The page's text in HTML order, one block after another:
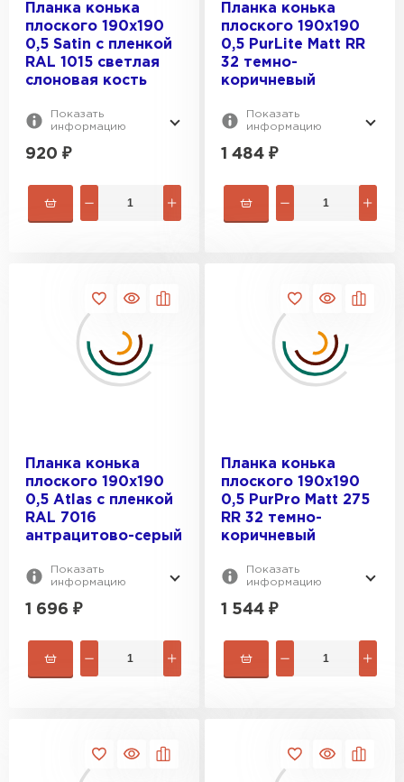
Планка конька
плоского 190х190
0,5 Satin с пленкой
RAL 1015 светлая
слоновая кость
Показать
информацию
920 ₽
Планка конька
плоского 190х190
0,5 PurLite Мatt RR
32 темно-
коричневый
Показать
информацию
1 484 ₽
Планка конька
плоского 190х190
0,5 Atlas с пленкой
RAL 7016
антрацитово-серый
Показать
информацию
1 696 ₽
Планка конька
плоского 190х190
0,5 PurPro Matt 275
RR 32 темно-
коричневый
Показать
информацию
1 544 ₽